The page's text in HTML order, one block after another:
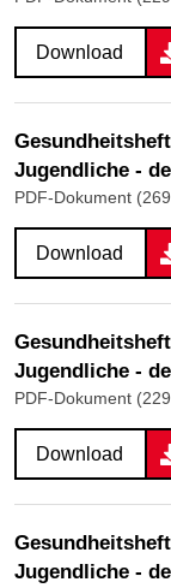
Download
Jugendliche -
PDF-Dokument
Download
Jugendliche -
PDF-Dokument
Download
Jugendliche -